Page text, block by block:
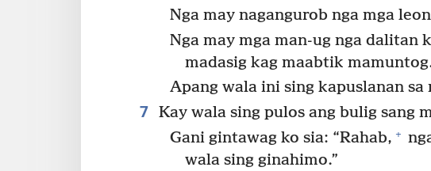
Nga may nagangurob nga mga
Nga may mga man-ug nga dalitan
madasig kag maabtik
Apang wala ini sing kapuslanan sa
7 Kay wala sing pulos ang bulig sang
Gani gintawag ko sia: “Rahab, +
wala sing ginahimo.”